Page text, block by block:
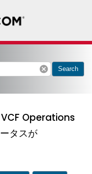
cancel Search
VCF Operations
タスが